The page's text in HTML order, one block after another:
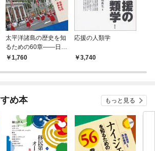
太平洋諸島の歴史を知
るための60章――日本
とのかかわり
1,760
応援の人類学
3,740
め本 もっと見る